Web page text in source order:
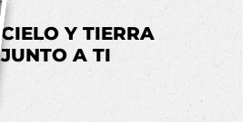
CIELO Y TIERRA
JUNTO A TI